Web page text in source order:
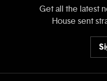
Get all the latest
House sent